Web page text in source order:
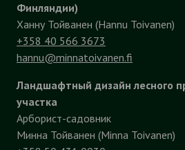
Финляндии)
Ханну Тойванен (Hannu Toivanen)
+358 40 566 3673
hannu@minnatoivanen.fi
Ландшафтный дизайн лесного
участка
Арборист-садовник
Минна Тойванен (Minna Toivanen)